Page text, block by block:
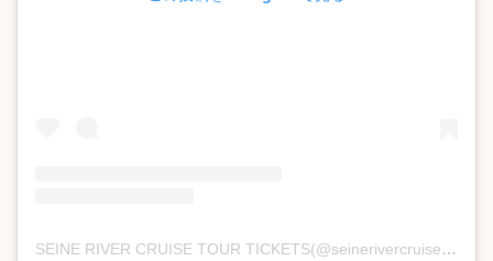
SEINE RIVER CRUISE TOUR TICKETS(@seinerivercruise)がシェアした投稿